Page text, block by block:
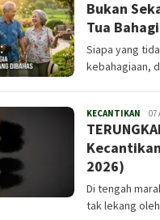
Bukan
Tua
Siapa yang
kebahagiaan,
KECANTIKAN 07
2026)
Di tengah
tak lekang